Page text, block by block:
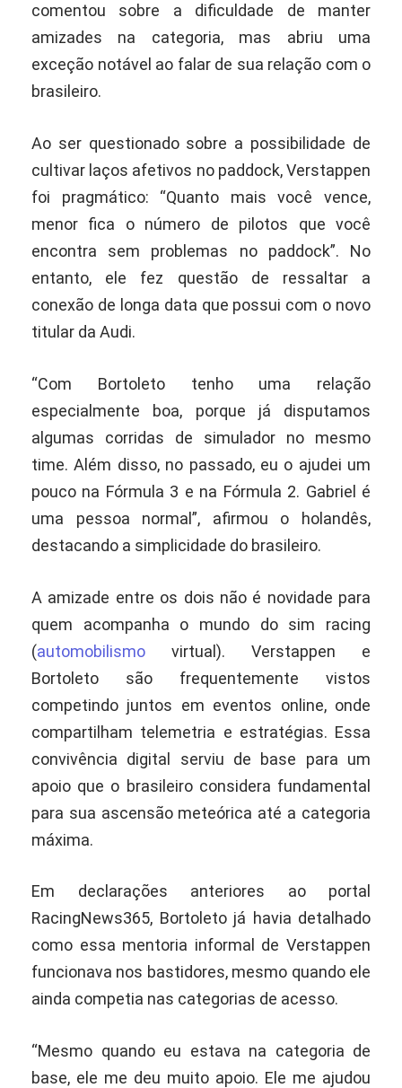
comentou sobre a dificuldade de manter
amizades na categoria, mas abriu uma
exceção notável ao falar de sua relação com o
brasileiro.
Ao ser questionado sobre a possibilidade de
cultivar laços afetivos no paddock, Verstappen
foi pragmático: “Quanto mais você vence,
menor fica o número de pilotos que você
encontra sem problemas no paddock”. No
entanto, ele fez questão de ressaltar a
conexão de longa data que possui com o novo
titular da Audi.
“Com Bortoleto tenho uma relação
especialmente boa, porque já disputamos
algumas corridas de simulador no mesmo
time. Além disso, no passado, eu o ajudei um
pouco na Fórmula 3 e na Fórmula 2. Gabriel é
uma pessoa normal”, afirmou o holandês,
destacando a simplicidade do brasileiro.
A amizade entre os dois não é novidade para
quem acompanha o mundo do sim racing
(automobilismo virtual). Verstappen e
Bortoleto são frequentemente vistos
competindo juntos em eventos online, onde
compartilham telemetria e estratégias. Essa
convivência digital serviu de base para um
apoio que o brasileiro considera fundamental
para sua ascensão meteórica até a categoria
máxima.
Em declarações anteriores ao portal
RacingNews365, Bortoleto já havia detalhado
como essa mentoria informal de Verstappen
funcionava nos bastidores, mesmo quando ele
ainda competia nas categorias de acesso.
“Mesmo quando eu estava na categoria de
base, ele me deu muito apoio. Ele me ajudou